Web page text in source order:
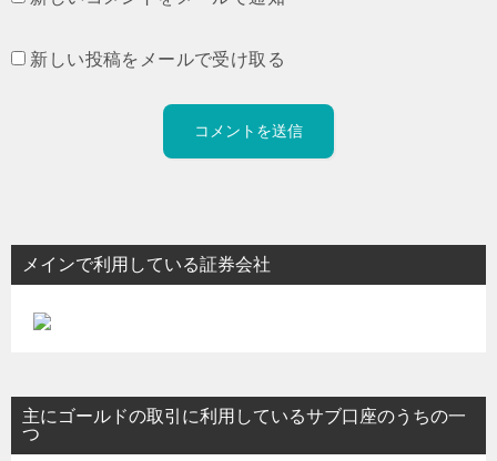
新しい投稿をメールで受け取る
メインで利用している証券会社
主にゴールドの取引に利用しているサブ口座のうちの一
つ